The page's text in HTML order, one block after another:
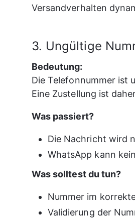
Versandverhalten
3. Ungültige
Bedeutung:
Die Telefonnummer
Eine Zustellung ist
Was passiert?
Die Nachricht wird
WhatsApp kann
Was solltest du tun?
Nummer im
Validierung der